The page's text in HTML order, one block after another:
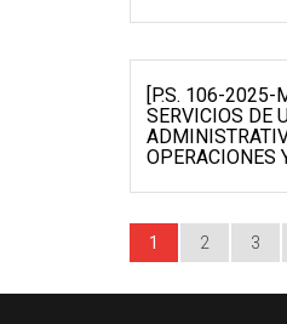
[P.S. 106-2025-
SERVICIOS DE
OPERACIONES
1 2 3